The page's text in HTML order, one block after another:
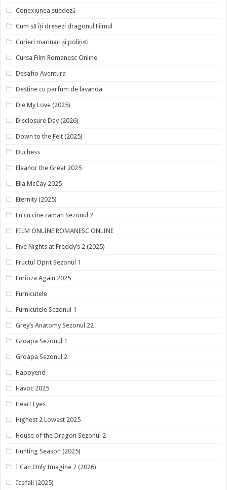
Conexiunea suedeză
Cum să îți dresezi dragonul Filmul
Curieri marinari și polițiști
Cursa Film Romanesc Online
Desafio Aventura
Destine cu parfum de lavanda
Die My Love (2025)
Disclosure Day (2026)
Down to the Felt (2025)
Duchess
Eleanor the Great 2025
Ella McCay 2025
Eternity (2025)
Eu cu cine raman Sezonul 2
FILM ONLINE ROMANESC ONLINE
Five Nights at Freddy’s 2 (2025)
Fructul Oprit Sezonul 1
Furioza Again 2025
Furnicutele
Furnicutele Sezonul 1
Grey’s Anatomy Sezonul 22
Groapa Sezonul 1
Groapa Sezonul 2
Happyend
Havoc 2025
Heart Eyes
Highest 2 Lowest 2025
House of the Dragon Sezonul 2
Hunting Season (2025)
I Can Only Imagine 2 (2026)
Icefall (2025)